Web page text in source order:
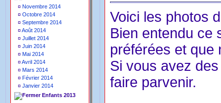
¤ Novembre 2014
¤ Octobre 2014
¤ Septembre 2014
¤Août 2014
¤ Juillet 2014
¤ Juin 2014
¤ Mai 2014
¤Avril 2014
¤ Mars 2014
¤ Février 2014
¤ Janvier 2014
Enfants 2013
Voici les photos
Bien entendu ce
préférées et que
Si vous avez
faire parvenir.